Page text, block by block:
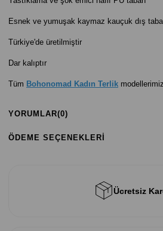
Esnek ve yumuşak kaymaz kauçuk dış
Türkiye'de üretilmiştir
Dar kalıptır
Tüm Bohonomad Kadın Terlik
YORUMLAR(0)
ÖDEME SEÇENEKLERI
Ücretsiz